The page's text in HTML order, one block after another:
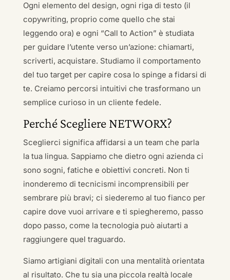
Ogni elemento del design, ogni riga di testo (il
copywriting, proprio come quello che stai
leggendo ora) e ogni “Call to Action” è studiata
per guidare l’utente verso un’azione: chiamarti,
scriverti, acquistare. Studiamo il comportamento
del tuo target per capire cosa lo spinge a fidarsi di
te. Creiamo percorsi intuitivi che trasformano un
semplice curioso in un cliente fedele.
Perché Scegliere NETWORX?
Sceglierci significa affidarsi a un team che parla
la tua lingua. Sappiamo che dietro ogni azienda ci
sono sogni, fatiche e obiettivi concreti. Non ti
inonderemo di tecnicismi incomprensibili per
sembrare più bravi; ci siederemo al tuo fianco per
capire dove vuoi arrivare e ti spiegheremo, passo
dopo passo, come la tecnologia può aiutarti a
raggiungere quel traguardo.
Siamo artigiani digitali con una mentalità orientata
al risultato. Che tu sia una piccola realtà locale